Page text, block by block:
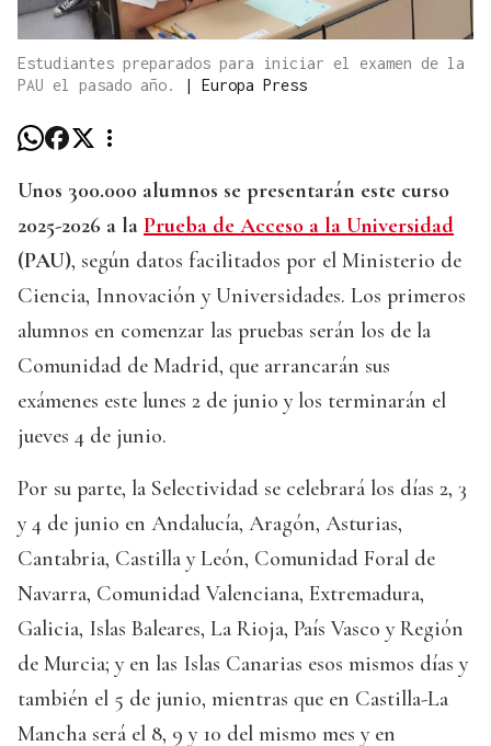
Estudiantes preparados para iniciar el examen de la
PAU el pasado año.
| Europa Press
Unos 300.000 alumnos se presentarán este curso
2025-2026 a la Prueba de Acceso a la Universidad
(PAU), según datos facilitados por el Ministerio de
Ciencia, Innovación y Universidades. Los primeros
alumnos en comenzar las pruebas serán los de la
Comunidad de Madrid, que arrancarán sus
exámenes este lunes 2 de junio y los terminarán el
jueves 4 de junio.
Por su parte, la Selectividad se celebrará los días 2, 3
y 4 de junio en Andalucía, Aragón, Asturias,
Cantabria, Castilla y León, Comunidad Foral de
Navarra, Comunidad Valenciana, Extremadura,
Galicia, Islas Baleares, La Rioja, País Vasco y Región
de Murcia; y en las Islas Canarias esos mismos días y
también el 5 de junio, mientras que en Castilla-La
Mancha será el 8, 9 y 10 del mismo mes y en